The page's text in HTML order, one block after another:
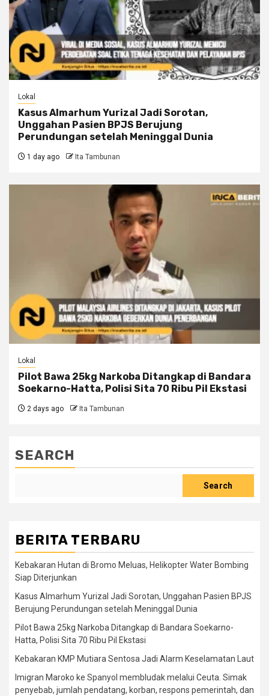
Lokal
Kasus Almarhum Yurizal Jadi Sorotan,
Unggahan Pasien BPJS Berujung
Perundungan setelah Meninggal Dunia
1 day ago Ita Tambunan
Lokal
Pilot Bawa 25kg Narkoba Ditangkap di Bandara
Soekarno-Hatta, Polisi Sita 70 Ribu Pil Ekstasi
2 days ago Ita Tambunan
SEARCH
Search
BERITA TERBARU
Kebakaran Hutan di Bromo Meluas, Helikopter Water Bombing
Siap Diterjunkan
Kasus Almarhum Yurizal Jadi Sorotan, Unggahan Pasien BPJS
Berujung Perundungan setelah Meninggal Dunia
Pilot Bawa 25kg Narkoba Ditangkap di Bandara Soekarno-
Hatta, Polisi Sita 70 Ribu Pil Ekstasi
Kebakaran KMP Mutiara Sentosa Jadi Alarm Keselamatan Laut
Imigran Maroko ke Spanyol membludak melalui Ceuta. Simak
penyebab, jumlah pendatang, korban, respons pemerintah, dan